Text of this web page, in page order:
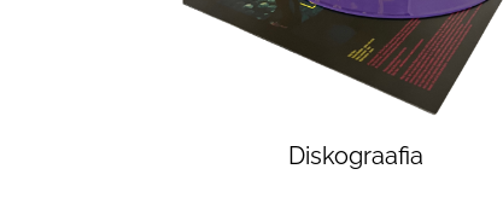
Diskograafia